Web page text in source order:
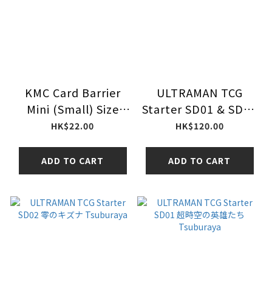
KMC Card Barrier
Mini (Small) Size
Sleeve (Made in
HK$22.00
ADD TO CART
ULTRAMAN TCG
Starter SD01 & SD02
Tsuburaya
HK$120.00
ADD TO CART